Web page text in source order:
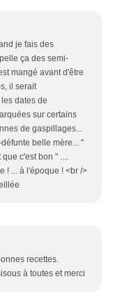
je fais des
ça des semi-
mangé avant d'être
il serait
dates de
sur certains
de gaspillages...
belle mère... "
c'est bon " ....
! ... à l'époque ! <br />
recettes.
à toutes et merci